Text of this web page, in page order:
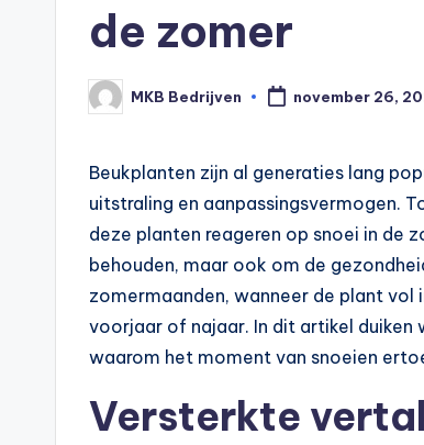
de zomer
MKB Bedrijven november 26,
Beukplanten zijn al generaties lang
uitstraling en aanpassingsvermogen.
deze planten reageren op snoei in de
behouden, maar ook om de
zomermaanden, wanneer de plant
voorjaar of najaar. In dit artikel duiken
waarom het moment van snoeien
Versterkte